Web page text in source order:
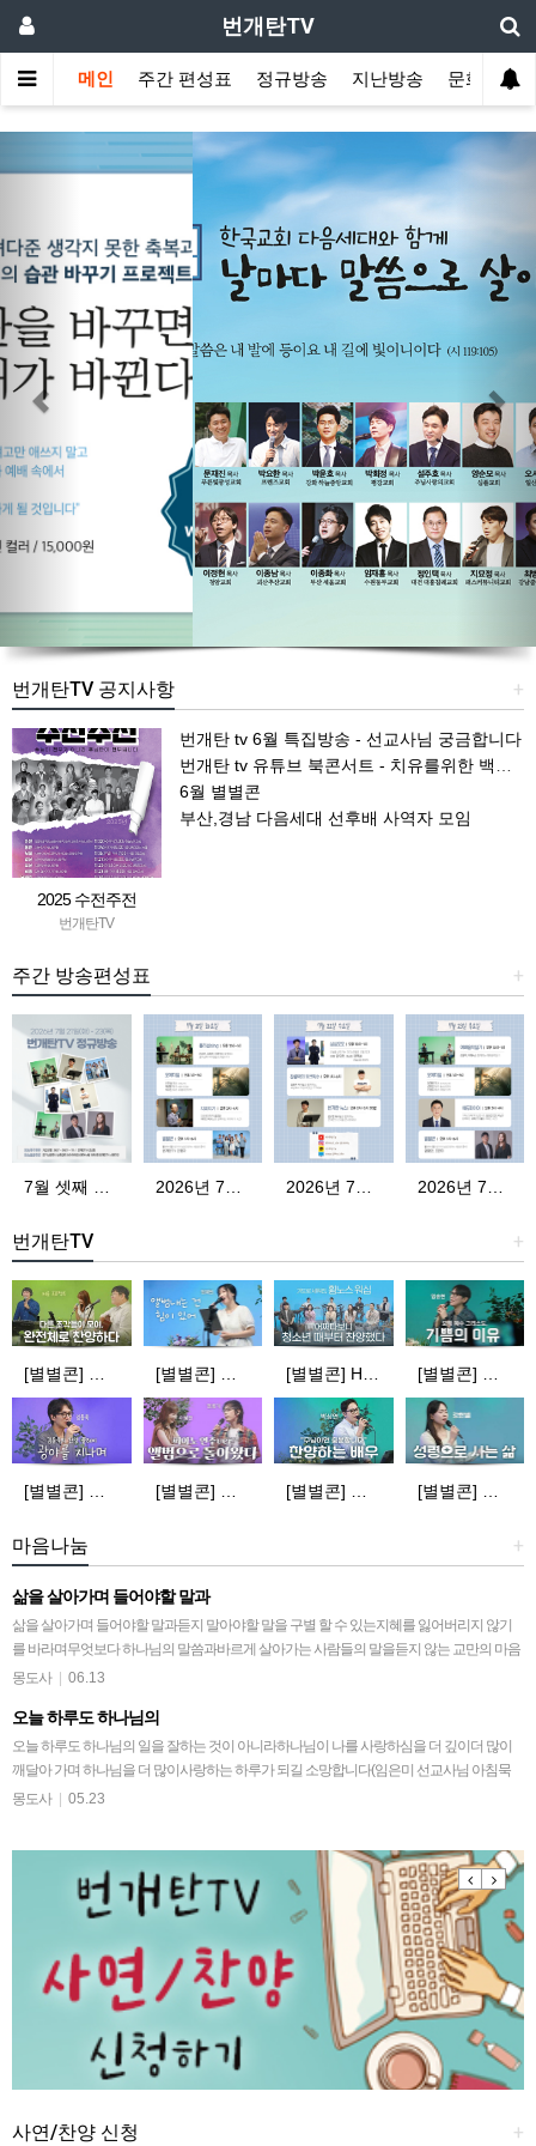
번개탄TV
메인 주간 편성표 정규방송 지난방송 문화사역
Previous
+
번개탄TV 공지사항
2025 수전주전
번개탄TV
번개탄 tv 6월 특집방송 - 선교사님 궁금합니다
6월 별별콘
부산,경남 다음세대 선후배 사역자 모임
+
주간 방송편성표
7월 셋째 주 편성표 2026년 7월 21일 화요일 2026년 7월 22일 수요일 2026년 7월 23일 목요일
+
번개탄TV
+
마음나눔
삶을 살아가며 들어야할 말과
삶을 살아가며 들어야할 말과듣지 말아야할 말을 구별 할 수 있는지혜를 잃어버리지 않기
를 바라며무엇보다 하나님의 말씀과바르게 살아가는 사람들의 말을듣지 않는 교만의 마음
이 생겨지지 않고언제나 겸손히 들어야할 하나님 말…
몽도사 06.13
오늘 하루도 하나님의
오늘 하루도 하나님의 일을 잘하는 것이 아니라하나님이 나를 사랑하심을 더 깊이더 많이
깨달아 가며 하나님을 더 많이사랑하는 하루가 되길 소망합니다(임은미 선교사님 아침묵
상 후)어제보다 오늘오늘 보다 내일도 주님위해일…
몽도사 05.23
Previous
Next
+
사연/찬양 신청